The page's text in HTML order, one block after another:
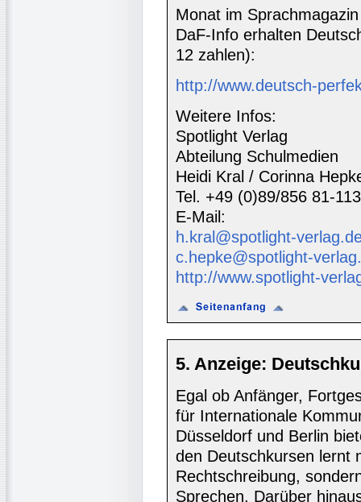
Monat im
DaF-Info erhalten
12 zahlen):
http://www.deutsch-
Weitere Infos:
Spotlight Verlag
Abteilung Schulmedien
Heidi Kral / Corinna
Tel. +49 (0)89/856 81-
E-Mail:
h.kral@spotlight-
c.hepke@spotlight-
http://www.spotlight-
5. Anzeige:
Egal ob Anfänger,
für Internationale
Düsseldorf und Berlin
den Deutschkursen lernt
Rechtschreibung,
Sprechen. Darüber